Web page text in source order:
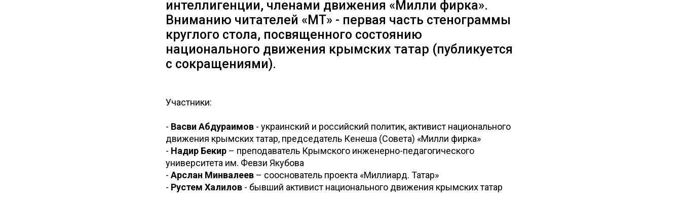
интеллигенции, членами движения «Милли фирка».
Вниманию читателей «МТ» - первая часть стенограммы
круглого стола, посвященного состоянию
национального движения крымских татар (публикуется
с сокращениями).
Участники:
- Васви Абдураимов - украинский и российский политик, активист национального
движения крымских татар, председатель Кенеша (Совета) «Милли фирка»
- Надир Бекир – преподаватель Крымского инженерно-педагогического
университета им. Февзи Якубова
- Арслан Минвалеев – сооснователь проекта «Миллиард. Татар»
- Рустем Халилов - бывший активист национального движения крымских татар